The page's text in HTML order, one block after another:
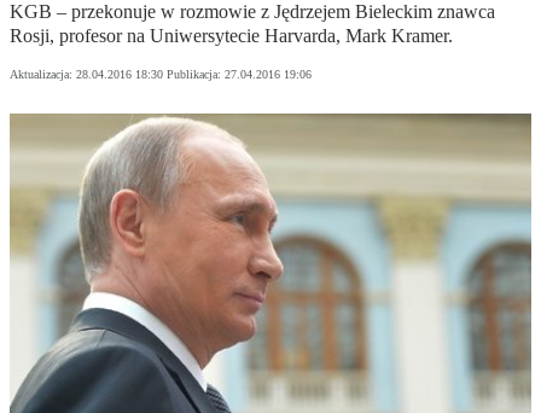
KGB – przekonuje w rozmowie z Jędrzejem Bieleckim znawca
Rosji, profesor na Uniwersytecie Harvarda, Mark Kramer.
Aktualizacja: 28.04.2016 18:30 Publikacja: 27.04.2016 19:06